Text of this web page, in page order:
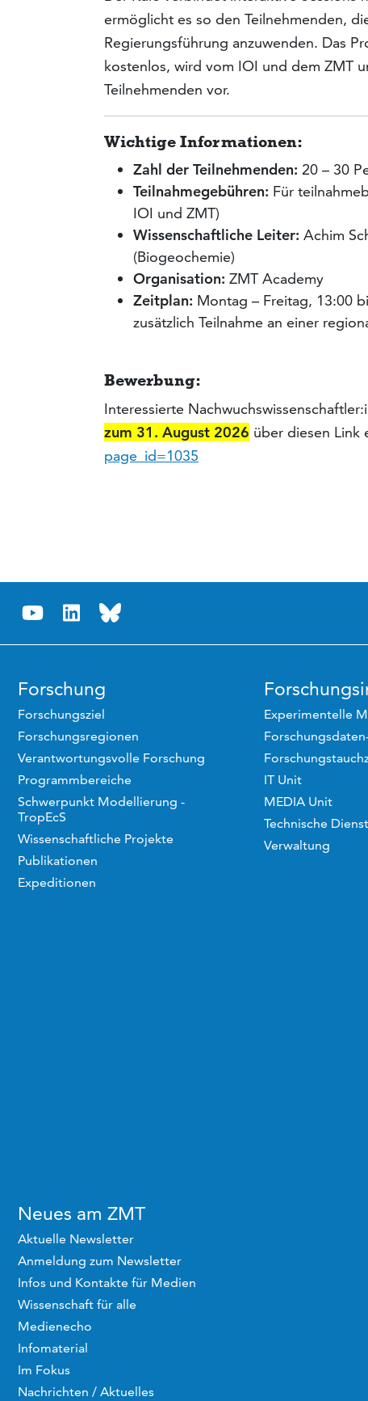
ermöglicht es so den Teilnehmenden,
Regierungsführung anzuwenden. Das
kostenlos, wird vom IOI und dem ZMT
Teilnehmenden vor.
Wichtige Informationen:
Zahl der Teilnehmenden: 20 – 30
Teilnahmegebühren: Für
IOI und ZMT)
Wissenschaftliche Leiter: Achim
(Biogeochemie)
Organisation: ZMT Academy
Zeitplan: Montag – Freitag, 13:00
zusätzlich Teilnahme an einer
Bewerbung:
Interessierte
zum 31. August 2026 über diesen Link
page_id=1035
Forschung
Forschungsziel
Forschungsregionen
Verantwortungsvolle Forschung
Programmbereiche
Schwerpunkt Modellierung -
TropEcS
Wissenschaftliche Projekte
Publikationen
Expeditionen
Experimentelle
IT Unit
MEDIA Unit
Technische
Verwaltung
Neues am ZMT
Aktuelle Newsletter
Anmeldung zum Newsletter
Infos und Kontakte für Medien
Wissenschaft für alle
Medienecho
Infomaterial
Im Fokus
Nachrichten / Aktuelles